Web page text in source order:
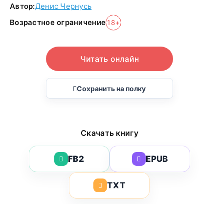
Автор:Денис Чернусь
Возрастное ограничение 18+
Читать онлайн
Сохранить на полку
Скачать книгу
FB2 EPUB
TXT